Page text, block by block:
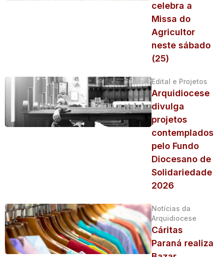
celebra a
Missa do
Agricultor
neste sábado
(25)
Edital e Projetos
Arquidiocese
divulga
projetos
contemplados
pelo Fundo
Diocesano de
Solidariedade
2026
Notícias da
Arquidiocese
Cáritas
Paraná realiza